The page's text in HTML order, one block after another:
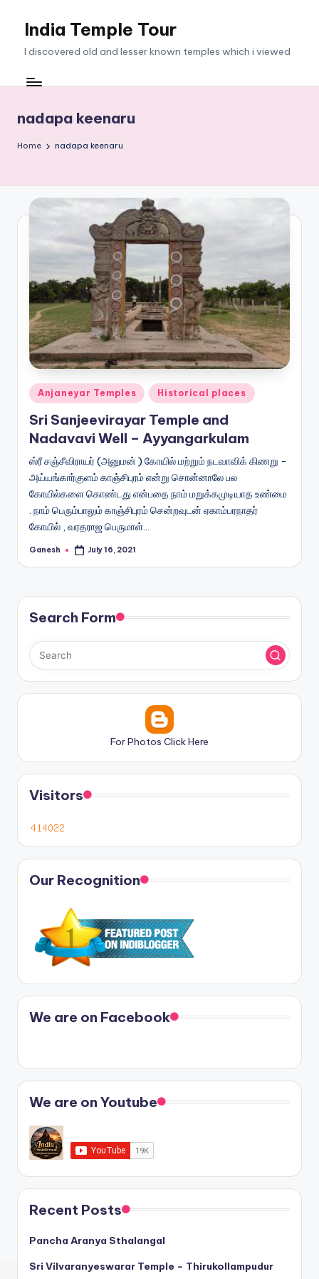
India Temple Tour
I discovered old and lesser known temples which i viewed
nadapa keenaru
Home nadapa keenaru
Posted
in
Anjaneyar Temples Historical places
Sri Sanjeevirayar Temple and
Nadavavi Well – Ayyangarkulam
ஸ்ரீ சஞ்சீவிராயர் (அனுமன் ) கோயில் மற்றும் நடவாவிக் கிணறு -
அய்யங்கார்குளம் காஞ்சிபுரம் என்று சொன்னாலே பல
கோயில்களை கொண்டது என்பதை நாம் மறுக்கமுடியாத உண்மை
. நாம் பெரும்பாலும் காஞ்சிபுரம் சென்றவுடன் ஏகாம்பரநாதர்
கோயில் , வரதராஜ பெருமாள்…
Posted
Ganesh July 16, 2021
Search Form
For Photos Click Here
Visitors
Our Recognition
We are on Facebook
We are on Youtube
Recent Posts
Pancha Aranya Sthalangal
Sri Vilvaranyeswarar Temple – Thirukollampudur